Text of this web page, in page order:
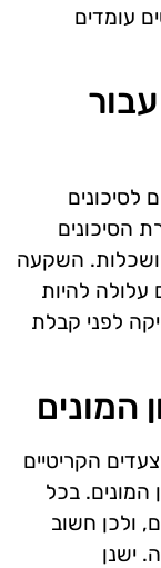
עומדים
לסיכונים
הסיכונים
השקעה
עלולה להיות
לפני קבלת
המונים
הקריטיים
המונים. בכל
ולכן חשוב
ישנן